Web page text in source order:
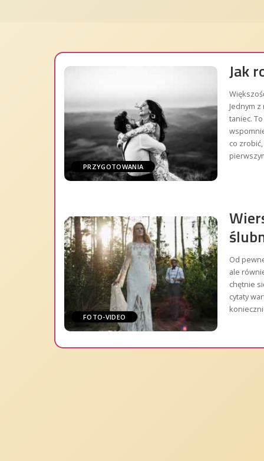
PRZYGOTOWANIA
Jak
Jednym
taniec.
co
FOTO-VIDEO
Od
ale
chętnie
cytaty